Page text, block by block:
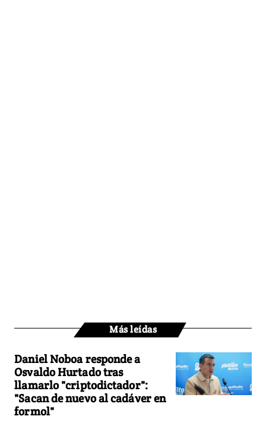
Más leídas
Daniel Noboa responde a
Osvaldo Hurtado tras
llamarlo "criptodictador":
"Sacan de nuevo al cadáver en
formol"